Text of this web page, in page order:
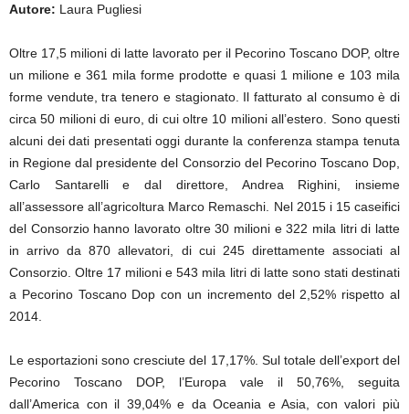
Autore: Laura Pugliesi
Oltre 17,5 milioni di latte lavorato per il Pecorino Toscano DOP, oltre
un milione e 361 mila forme prodotte e quasi 1 milione e 103 mila
forme vendute, tra tenero e stagionato. Il fatturato al consumo è di
circa 50 milioni di euro, di cui oltre 10 milioni all’estero. Sono questi
alcuni dei dati presentati oggi durante la conferenza stampa tenuta
in Regione dal presidente del Consorzio del Pecorino Toscano Dop,
Carlo Santarelli e dal direttore, Andrea Righini, insieme
all’assessore all’agricoltura Marco Remaschi. Nel 2015 i 15 caseifici
del Consorzio hanno lavorato oltre 30 milioni e 322 mila litri di latte
in arrivo da 870 allevatori, di cui 245 direttamente associati al
Consorzio. Oltre 17 milioni e 543 mila litri di latte sono stati destinati
a Pecorino Toscano Dop con un incremento del 2,52% rispetto al
2014.
Le esportazioni sono cresciute del 17,17%. Sul totale dell’export del
Pecorino Toscano DOP, l’Europa vale il 50,76%, seguita
dall’America con il 39,04% e da Oceania e Asia, con valori più